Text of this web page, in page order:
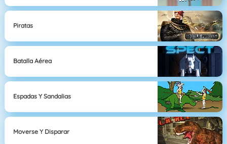
Piratas
Batalla Aérea
Espadas Y Sandalias
Moverse Y Disparar